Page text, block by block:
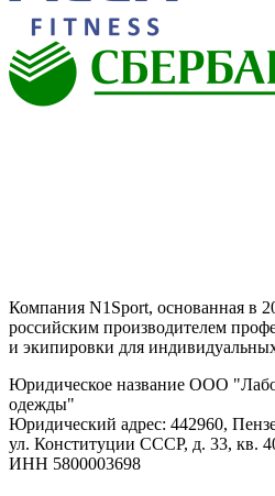
Компания N1Sport, основанная в
российским производителем
и экипировки для
Юридическое название ООО
одежды"
Юридический адрес: 442960,
ул. Конституции СССР, д. 33, кв.
ИНН 5800003698